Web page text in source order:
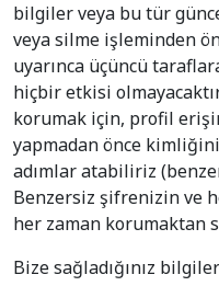
bilgiler veya bu tür
veya silme işleminden
uyarınca üçüncü
hiçbir etkisi
korumak için, profil
yapmadan önce
adımlar atabiliriz
Benzersiz şifrenizin ve
her zaman korumaktan
Bize sağladığınız